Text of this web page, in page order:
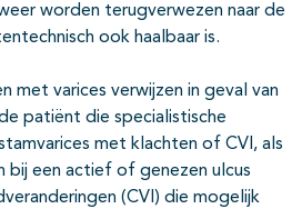
worden terugverwezen naar de
ook haalbaar is.
met varices verwijzen in geval van
patiënt die specialistische
met klachten of CVI, als
bij een actief of genezen ulcus
(CVI) die mogelijk